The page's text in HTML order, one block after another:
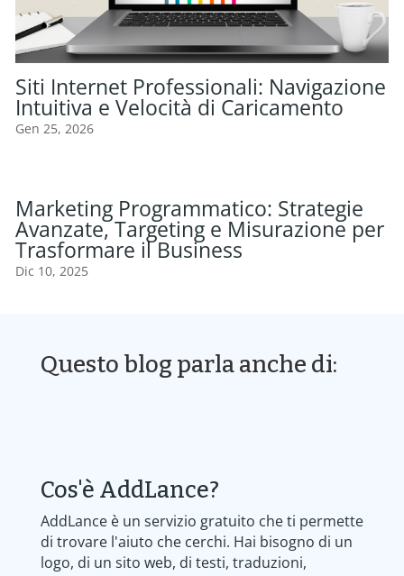
Siti Internet Professionali: Navigazione
Intuitiva e Velocità di Caricamento
Gen 25, 2026
Marketing Programmatico: Strategie
Avanzate, Targeting e Misurazione per
Trasformare il Business
Dic 10, 2025
Questo blog parla anche di:
Cos'è AddLance?
AddLance è un servizio gratuito che ti permette
di trovare l'aiuto che cerchi. Hai bisogno di un
logo, di un sito web, di testi, traduzioni,